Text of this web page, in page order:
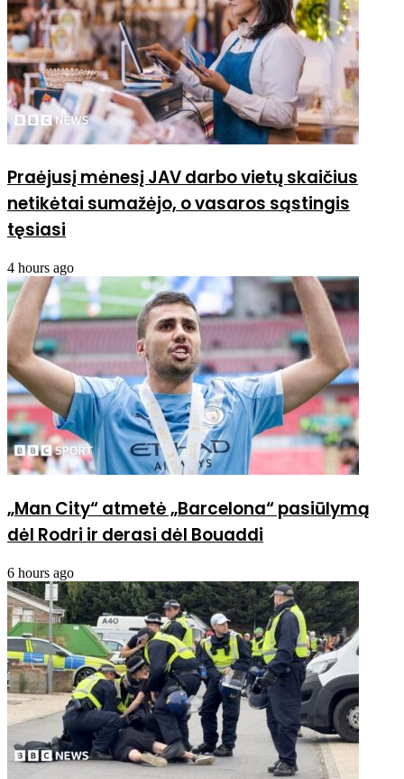
Praėjusį mėnesį JAV darbo vietų skaičius
netikėtai sumažėjo, o vasaros sąstingis
tęsiasi
4 hours ago
„Man City“ atmetė „Barcelona“ pasiūlymą
dėl Rodri ir derasi dėl Bouaddi
6 hours ago